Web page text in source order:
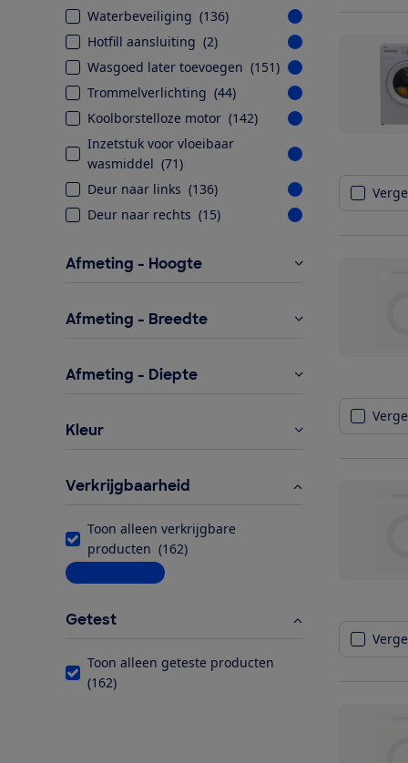
Waterbeveiliging (136)
Hotfill aansluiting (2)
Wasgoed later toevoegen (151)
Trommelverlichting (44)
Koolborstelloze motor (142)
Inzetstuk voor vloeibaar
wasmiddel (71)
Deur naar links (136)
Deur naar rechts (15)
Afmeting - Hoogte
Afmeting - Breedte
Afmeting - Diepte
Kleur
Verkrijgbaarheid
Toon alleen verkrijgbare
producten (162)
Meer informatie
Getest
Toon alleen geteste producten
(162)